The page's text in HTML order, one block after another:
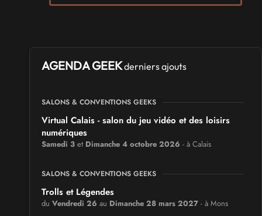
AGENDA GEEKderniers ajouts
SALONS & CONVENTIONS GEEKS
Virtual Calais - salon du jeu vidéo et des loisirs
numériques
Samedi 3 et Dimanche 4 octobre 2026 - à Calais
SALONS & CONVENTIONS GEEKS
Trolls et Légendes
du Vendredi 26 au Dimanche 28 mars 2027 - à Mons